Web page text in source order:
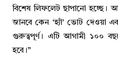
বিশেষ লিফলেট ছাপানো হচ্ছে।
জানবে কেন ‘হ্যাঁ’ ভোট দেওয়া
গুরুত্বপূর্ণ। এটি আগামী ১০০
হবে।”